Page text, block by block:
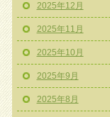
2025年12月
2025年11月
2025年10月
2025年9月
2025年8月